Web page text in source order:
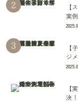
【
実
【
ジ
【
決